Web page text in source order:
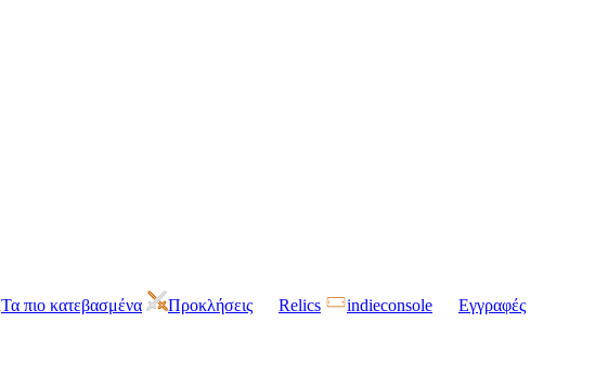
Τα πιο κατεβασμένα Προκλήσεις Relics indieconsole Εγγραφές